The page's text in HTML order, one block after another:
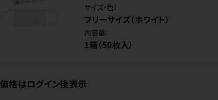
サイズ・色：
フリーサイズ（ホワイト）
内容量：
1箱（50枚入）
価格はログイン後表示